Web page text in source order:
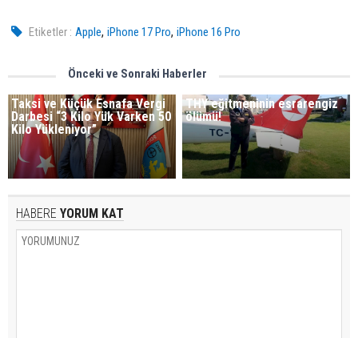
Etiketler : Apple,iPhone 17 Pro,iPhone 16 Pro
Önceki ve Sonraki Haberler
Taksi ve Küçük Esnafa Vergi
Darbesi “3 Kilo Yük Varken 50
Kilo Yükleniyor”
THY eğitmeninin esrarengiz
ölümü!
HABERE YORUM KAT